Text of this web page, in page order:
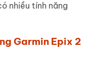
nhiều tính năng
Garmin Epix 2